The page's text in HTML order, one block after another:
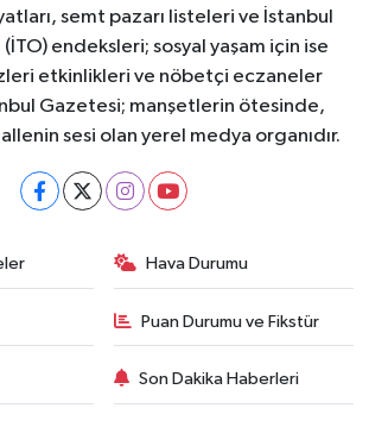
semt pazarı listeleri ve İstanbul
endeksleri; sosyal yaşam için ise
etkinlikleri ve nöbetçi eczaneler
Gazetesi; manşetlerin ötesinde,
sesi olan yerel medya organıdır.
Hava Durumu
Puan Durumu ve Fikstür
Son Dakika Haberleri